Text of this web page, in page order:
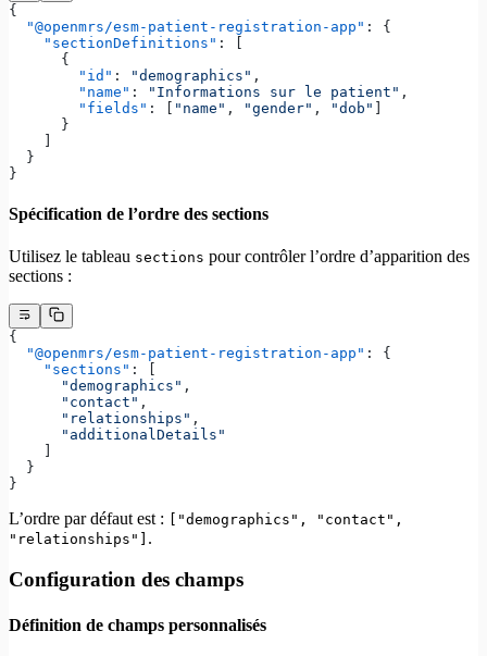
{
  "@openmrs/esm-patient-registration-app"
: {
    "sectionDefinitions"
: [
      {
        "id"
: "demographics" ,
        "name"
: "Informations sur le patient" ,
        "fields"
: [ "name" , "gender" , "dob"
      }
  }
}
Spécification de l’ordre des sections
Utilisez le tableau sections pour contrôler l’ordre d’apparition des
sections :
{
  "@openmrs/esm-patient-registration-app"
: {
    "sections"
: [
      "demographics"
,
      "contact"
,
      "relationships"
,
      "additionalDetails"
    ]
  }
}
L’ordre par défaut est : ["demographics", "contact",
"relationships"] .
Configuration des champs
Définition de champs personnalisés